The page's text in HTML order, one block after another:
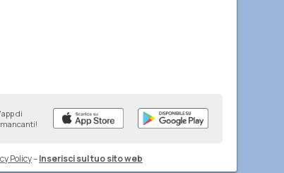
di
Policy–Inserisci sul tuo sito web